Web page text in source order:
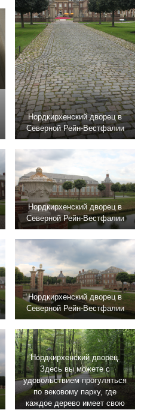
Нордкирхенский дворец в
Северной Рейн-Вестфалии
Нордкирхенский дворец в
Северной Рейн-Вестфалии
Нордкирхенский дворец в
Северной Рейн-Вестфалии
Нордкирхенский дворец.
Здесь вы можете с
удовольствием прогуляться
по вековому парку, где
каждое дерево имеет свою